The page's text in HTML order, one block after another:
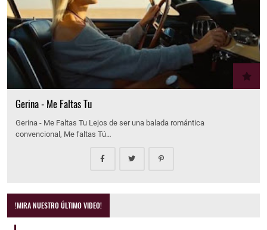
Gerina - Me Faltas Tu
Gerina - Me Faltas Tu Lejos de ser una balada romántica
convencional, Me faltas Tú…
!MIRA NUESTRO ÚLTIMO VIDEO!